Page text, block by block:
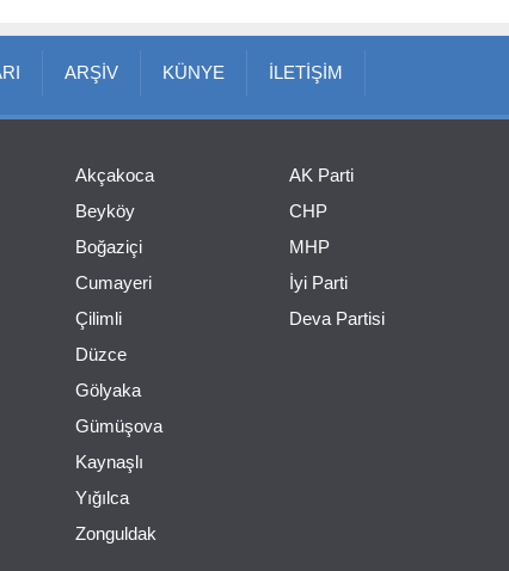
ARŞİV KÜNYE İLETİŞİM
Akçakoca
Beyköy
Boğaziçi
Cumayeri
Çilimli
Düzce
Gölyaka
Gümüşova
Kaynaşlı
Yığılca
Zonguldak
AK Parti
CHP
MHP
İyi Parti
Deva Partisi